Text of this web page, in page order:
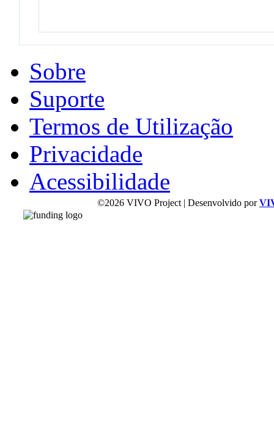
Sobre
Suporte
Termos de Utilização
Privacidade
Acessibilidade
©2026 VIVO Project | Desenvolvido por